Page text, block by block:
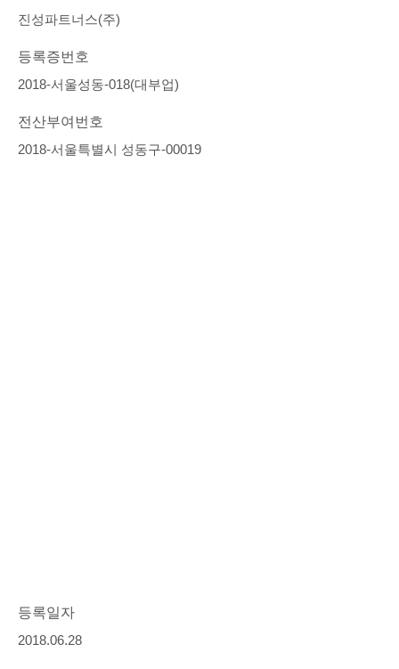
진성파트너스(주)
등록증번호
2018-서울성동-018(대부업)
전산부여번호
2018-서울특별시 성동구-00019
등록일자
2018.06.28